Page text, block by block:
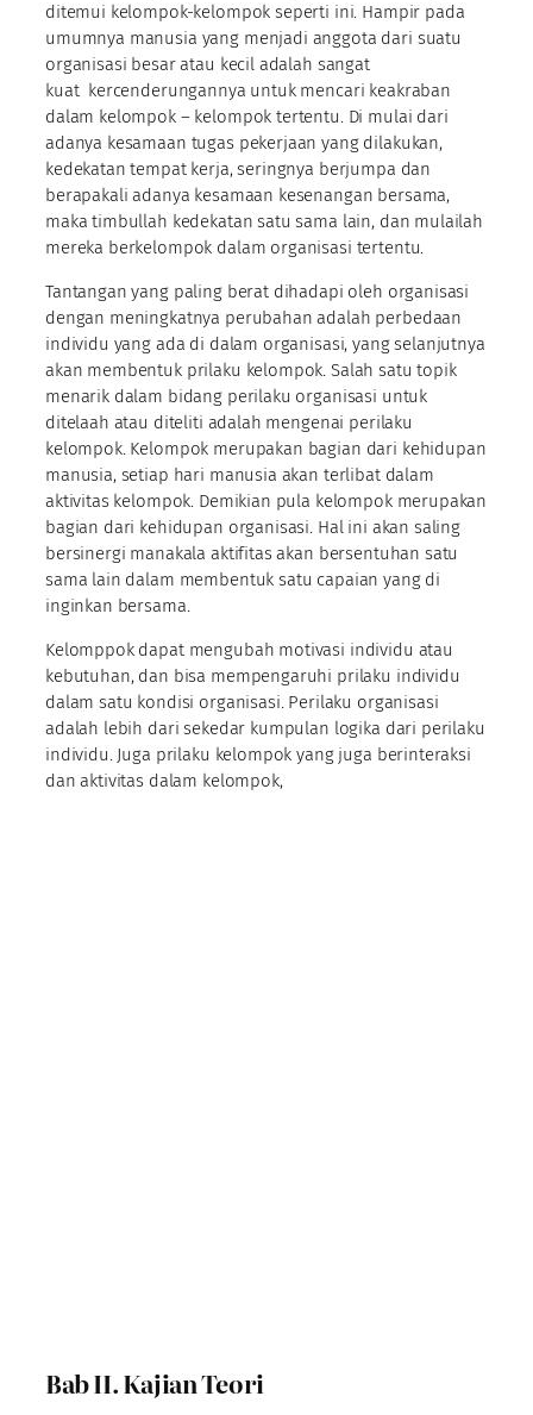
ditemui kelompok-kelompok seperti ini. Hampir pada
umumnya manusia yang menjadi anggota dari suatu
organisasi besar atau kecil adalah sangat
kuat kercenderungannya untuk mencari keakraban
dalam kelompok – kelompok tertentu. Di mulai dari
adanya kesamaan tugas pekerjaan yang dilakukan,
kedekatan tempat kerja, seringnya berjumpa dan
berapakali adanya kesamaan kesenangan bersama,
maka timbullah kedekatan satu sama lain, dan mulailah
mereka berkelompok dalam organisasi tertentu.
Tantangan yang paling berat dihadapi oleh organisasi
dengan meningkatnya perubahan adalah perbedaan
individu yang ada di dalam organisasi, yang selanjutnya
akan membentuk prilaku kelompok. Salah satu topik
menarik dalam bidang perilaku organisasi untuk
ditelaah atau diteliti adalah mengenai perilaku
kelompok. Kelompok merupakan bagian dari kehidupan
manusia, setiap hari manusia akan terlibat dalam
aktivitas kelompok. Demikian pula kelompok merupakan
bagian dari kehidupan organisasi. Hal ini akan saling
bersinergi manakala aktifitas akan bersentuhan satu
sama lain dalam membentuk satu capaian yang di
inginkan bersama.
Kelomppok dapat mengubah motivasi individu atau
kebutuhan, dan bisa mempengaruhi prilaku individu
dalam satu kondisi organisasi. Perilaku organisasi
adalah lebih dari sekedar kumpulan logika dari perilaku
individu. Juga prilaku kelompok yang juga berinteraksi
dan aktivitas dalam kelompok,
Bab II. Kajian Teori